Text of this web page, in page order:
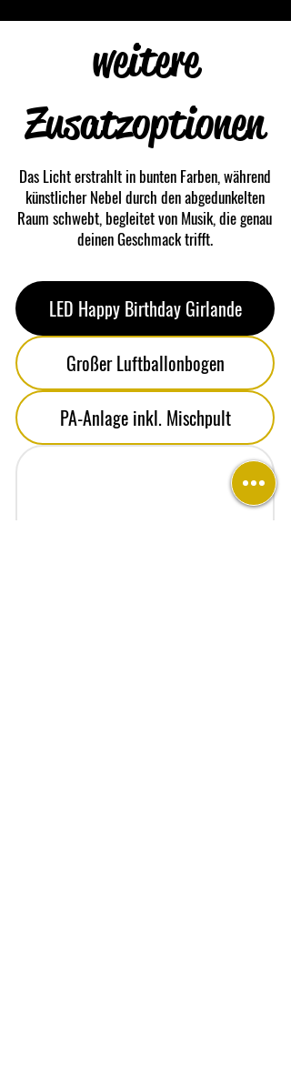
weitere
Zusatzoptionen
Das Licht erstrahlt in bunten Farben, während
künstlicher Nebel durch den abgedunkelten
Raum schwebt, begleitet von Musik, die genau
deinen Geschmack trifft.
LED Happy Birthday Girlande
Großer Luftballonbogen
PA-Anlage inkl. Mischpult